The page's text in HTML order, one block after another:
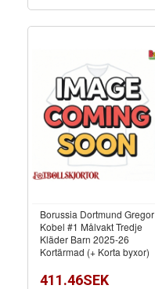
Borussia Dortmund Gregor
Kobel #1 Målvakt Tredje
Kläder Barn 2025-26
Kortärmad (+ Korta byxor)
411.46SEK